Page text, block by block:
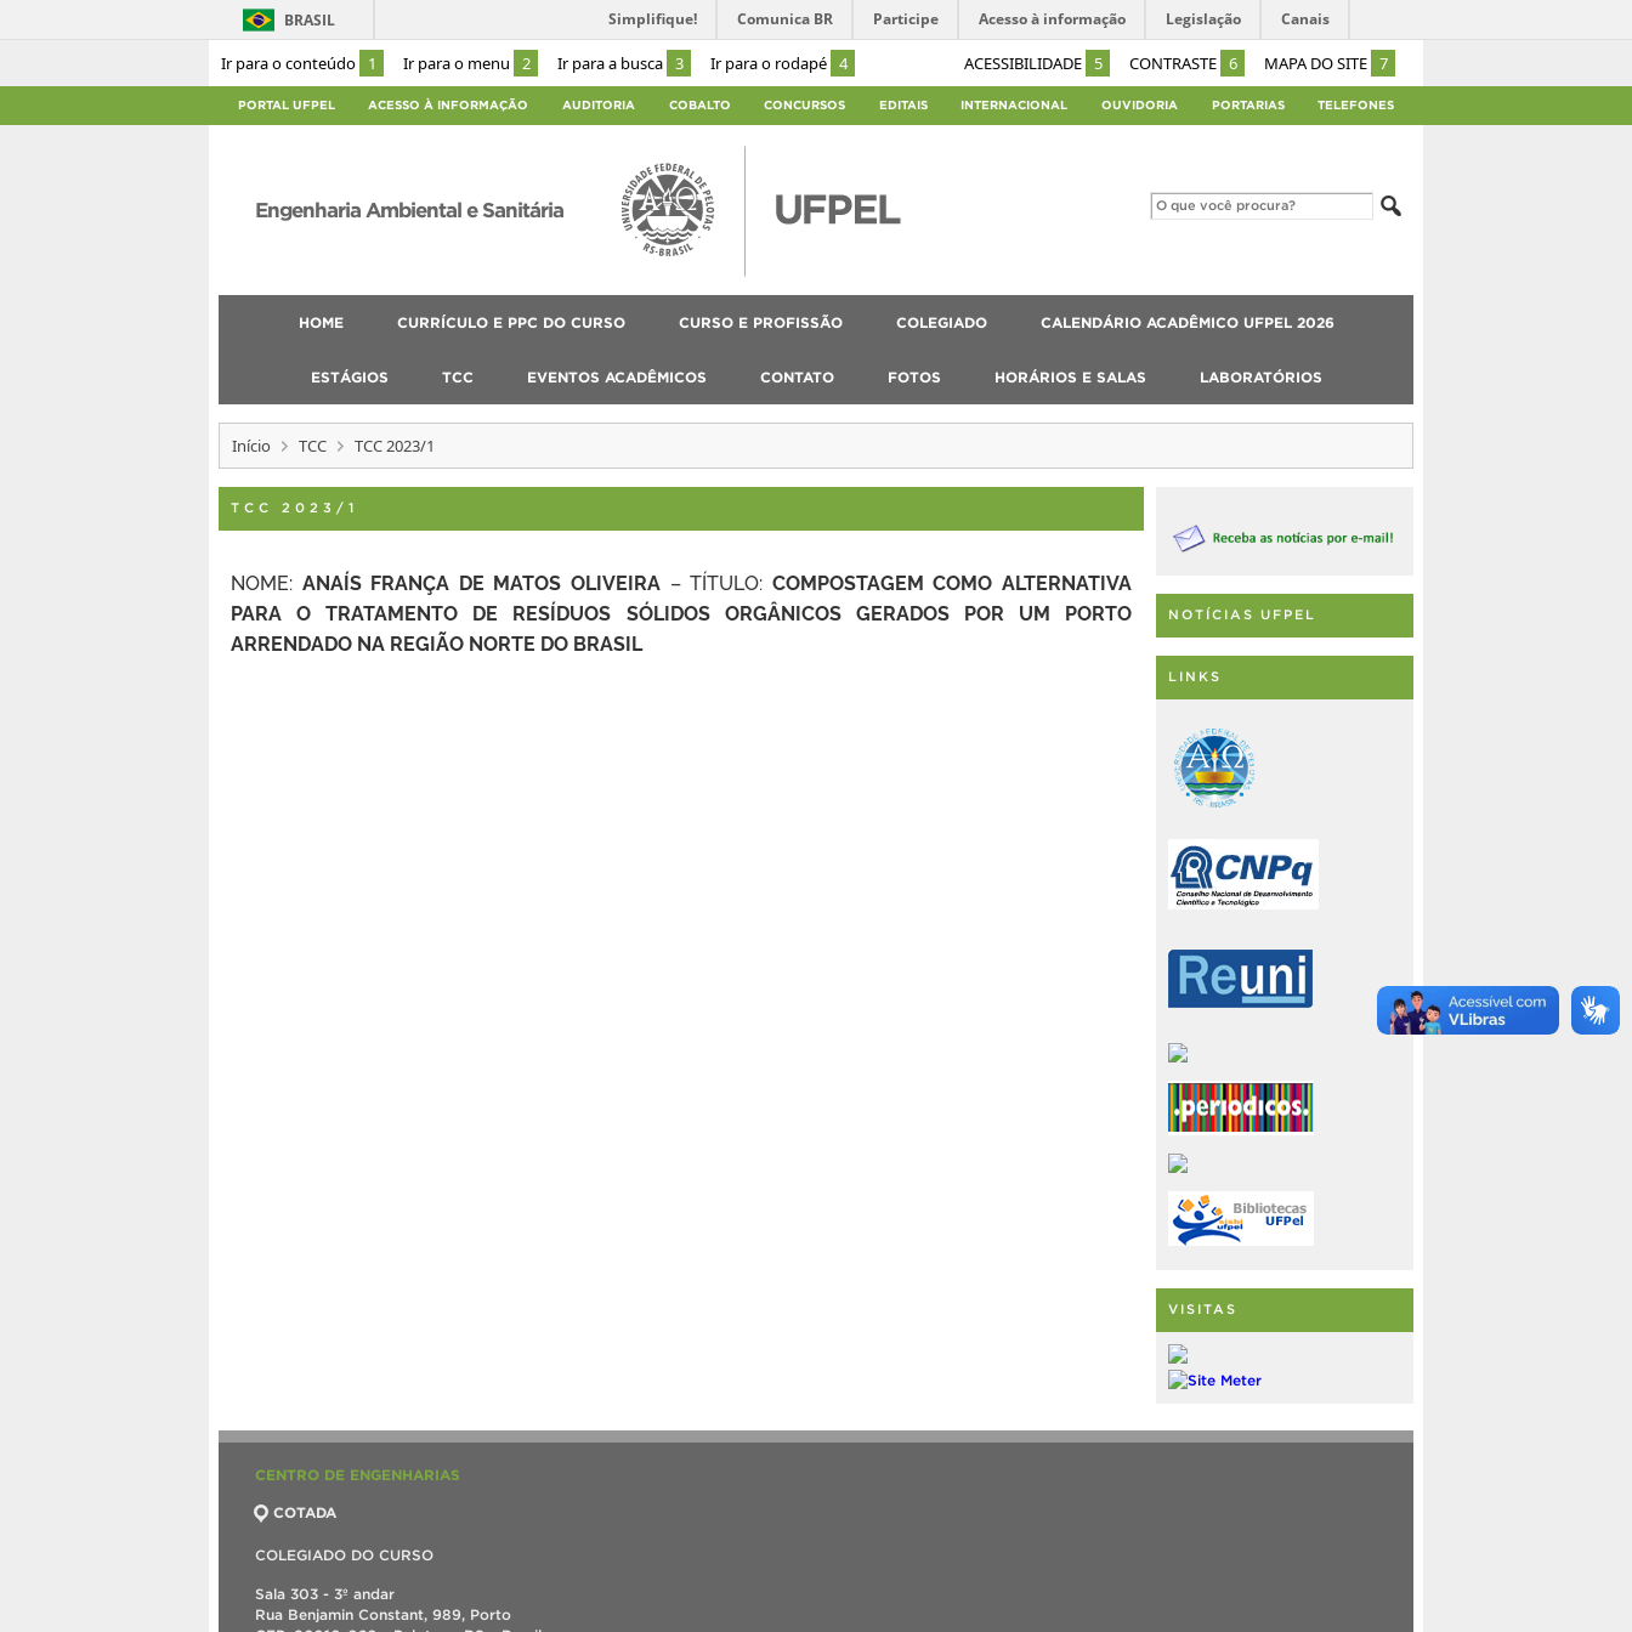
Ir para o conteúdo 1 Ir para o menu 2 Ir para a busca 3 Ir para o rodapé 4 ACESSIBILIDADE 5 CONTRASTE 6 MAPA DO SITE 7
BRASIL Simplifique! Comunica BR Participe Acesso à informação Legislação Canais
PORTAL UFPEL ACESSO À INFORMAÇÃO AUDITORIA COBALTO CONCURSOS EDITAIS INTERNACIONAL OUVIDORIA PORTARIAS TELEFONES
Engenharia Ambiental e Sanitária
HOME CURRÍCULO E PPC DO CURSO CURSO E PROFISSÃO COLEGIADO CALENDÁRIO ACADÊMICO UFPEL 2026
ESTÁGIOS TCC EVENTOS ACADÊMICOS CONTATO FOTOS HORÁRIOS E SALAS LABORATÓRIOS
Início TCC TCC 2023/1
TCC 2023/1
NOME: ANAÍS FRANÇA DE MATOS OLIVEIRA – TÍTULO: COMPOSTAGEM COMO ALTERNATIVA
PARA O TRATAMENTO DE RESÍDUOS SÓLIDOS ORGÂNICOS GERADOS POR UM PORTO
ARRENDADO NA REGIÃO NORTE DO BRASIL
NOTÍCIAS UFPEL
LINKS
VISITAS
CENTRO DE ENGENHARIAS
COTADA
COLEGIADO DO CURSO
Sala 303 - 3º andar
Rua Benjamin Constant, 989, Porto